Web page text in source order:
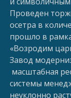
Проведен
осетра в
прошло в
«Возродим
Завод
масштабная
системы
неуклонно